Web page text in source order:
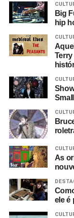
era apresentador
como: “Eles
trabalharam
anúncios e cenas
é o consumismo –
algo local, mas
estava
Então você tem
corporativo, e aí
Parece ótimo,
sentido político,
tudo isso lá fora.
Eles eram
que eles iam
na verdade, só
Big
hip
As
ele é